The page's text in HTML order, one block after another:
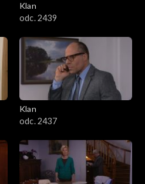
Klan
odc. 2439
Klan
odc. 2437